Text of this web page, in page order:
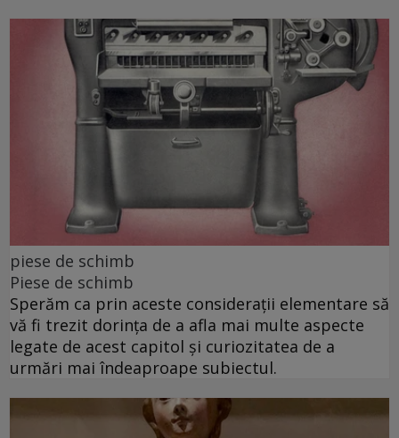
piese de schimb
Piese de schimb
Sperăm ca prin aceste considerații elementare să
vă fi trezit dorința de a afla mai multe aspecte
legate de acest capitol și curiozitatea de a
urmări mai îndeaproape subiectul.